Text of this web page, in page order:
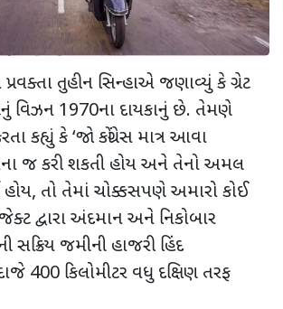
પ્રવક્તા તુહીન સિન્હાએ જણાવ્યું કે ગ્રેટ
વિઝન 1970ના દાયકાનું છે. તેમણે
કહ્યું કે‘જો કોંગ્રેસ માત્ર આવા
જ કરી શકતી હોય અને તેનો અમલ
, તો તેમાં ચોક્કસપણે અમારો કોઈ
દ્વારા અંદમાન અને નિકોબાર
સક્રિય જમીની હાજરી હિંદ
400 કિલોમીટર વધુ દક્ષિણ તરફ